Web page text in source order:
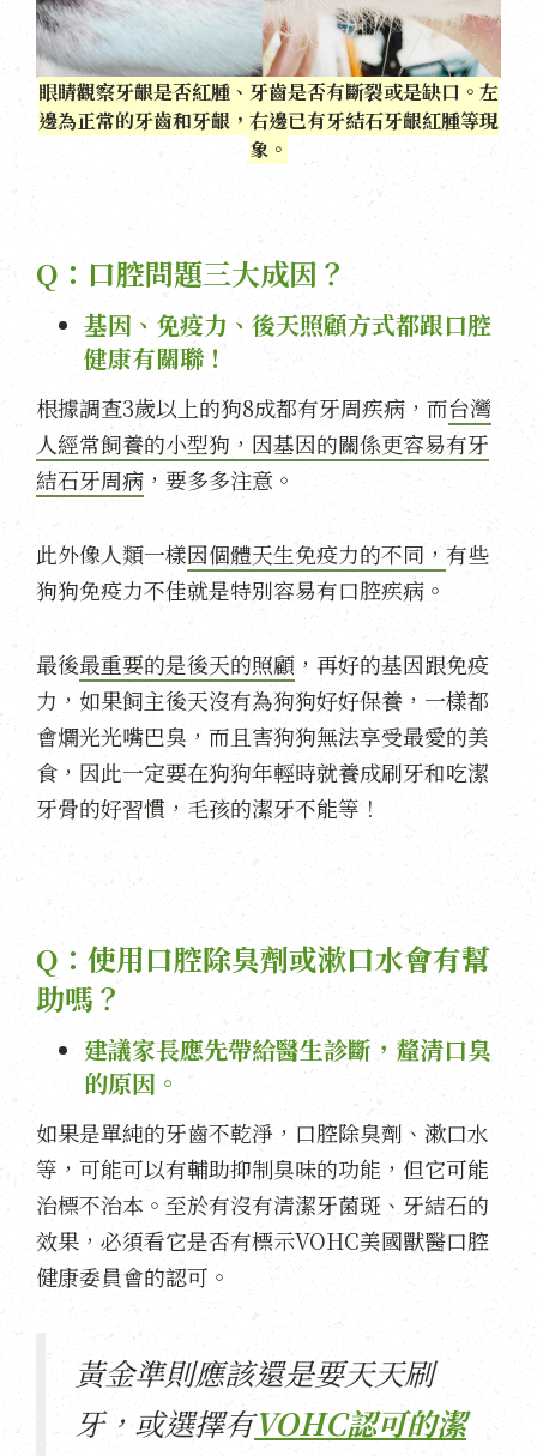
眼睛觀察牙齦是否紅腫、牙齒是否有斷裂或是缺口。左
邊為正常的牙齒和牙齦，右邊已有牙結石牙齦紅腫等現
象。
Q：口腔問題三大成因？
基因、免疫力、後天照顧方式都跟口腔
健康有關聯！
根據調查3歲以上的狗8成都有牙周疾病，而台灣
人經常飼養的小型狗，因基因的關係更容易有牙
結石牙周病 ，要多多注意。
此外像人類一樣因個體天生免疫力的不同， 有些
狗狗免疫力不佳就是特別容易有口腔疾病。
最後最重要的是後天的照顧 ，再好的基因跟免疫
力，如果飼主後天沒有為狗狗好好保養，一樣都
會爛光光嘴巴臭，而且害狗狗無法享受最愛的美
食，因此一定要在狗狗年輕時就養成刷牙和吃潔
牙骨的好習慣，毛孩的潔牙不能等！
Q：使用口腔除臭劑或漱口水會有幫
助嗎？
建議家長應先帶給醫生診斷，釐清口臭
的原因。
如果是單純的牙齒不乾淨，口腔除臭劑、漱口水
等，可能可以有輔助抑制臭味的功能，但它可能
治標不治本。至於有沒有清潔牙菌斑、牙結石的
效果，必須看它是否有標示VOHC美國獸醫口腔
健康委員會的認可。
黃金準則應該還是要天天刷
牙，或選擇有VOHC認可的潔